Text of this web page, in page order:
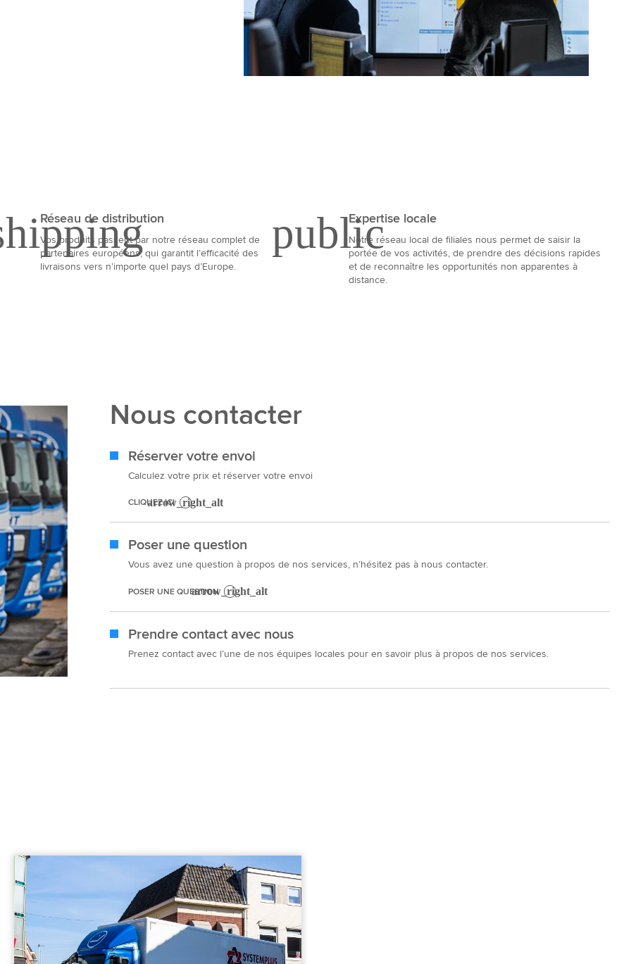
Réseau de distribution
Vos produits passent par notre réseau complet de
partenaires européens, qui garantit l’efficacité des
livraisons vers n’importe quel pays d’Europe.
Expertise locale
Notre réseau local de filiales nous permet de saisir la
portée de vos activités, de prendre des décisions rapides
et de reconnaître les opportunités non apparentes à
distance.
Nous contacter
Réserver votre envoi
Calculez votre prix et réserver votre envoi
CLIQUEZ ICI
Poser une question
Vous avez une question à propos de nos services, n’hésitez pas à nous contacter.
POSER UNE QUESTION
Prendre contact avec nous
Prenez contact avec l’une de nos équipes locales pour en savoir plus à propos de nos services.